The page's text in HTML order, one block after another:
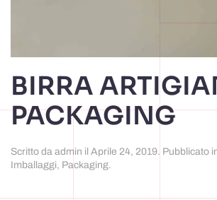
BIRRA
PACKAGING
Scritto da admin il Aprile 24, 2019. Pubblicato
Imballaggi, Packaging.